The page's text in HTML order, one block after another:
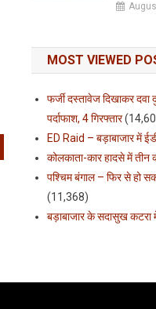
MOST VIEWED
फर्जी दस्तावेज दिखाकर दवा
पर्दाफाश, 4 गिरफ्तार
ED Raid – बड़ाबाजार में
कोलकाता-कार हादसे में तीन
पश्चिम बंगाल – फिर से हो
(11,368)
बड़ाबाजार के सदासुख कटरा